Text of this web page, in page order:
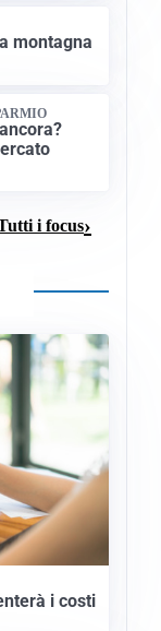
montagna
i focus
i costi